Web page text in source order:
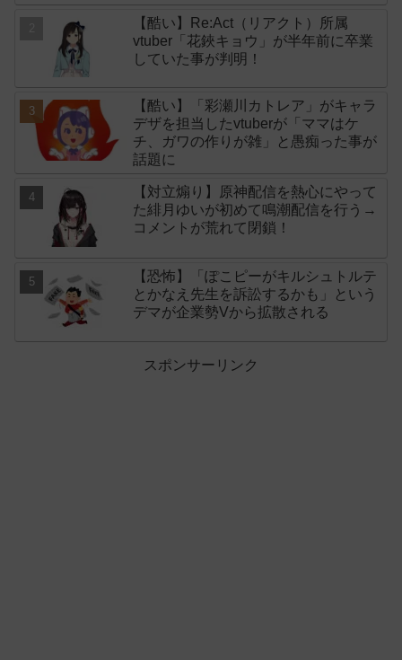
【酷い】Re:Act（リアクト）所属
vtuber「花鋏キョウ」が半年前に卒業
していた事が判明！
【酷い】「彩瀬川カトレア」がキャラ
デザを担当したvtuberが「ママはケ
チ、ガワの作りが雑」と愚痴った事が
話題に
【対立煽り】原神配信を熱心にやって
た緋月ゆいが初めて鳴潮配信を行う→
コメントが荒れて閉鎖！
【恐怖】「ぽこピーがキルシュトルテ
とかなえ先生を訴訟するかも」という
デマが企業勢Vから拡散される
スポンサーリンク